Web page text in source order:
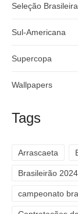
Seleção Brasileira
Sul-Americana
Supercopa
Wallpapers
Tags
Arrascaeta
Brasileirão 2024
campeonato